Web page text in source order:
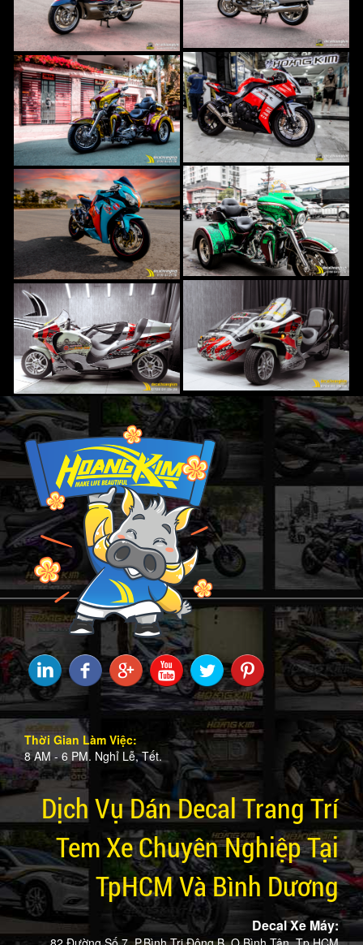
Thời Gian Làm Việc:
8 AM - 6 PM. Nghỉ Lễ, Tết.
Dịch Vụ Dán Decal Trang Trí
Tem Xe Chuyên Nghiệp Tại
TpHCM Và Bình Dương
Decal Xe Máy: